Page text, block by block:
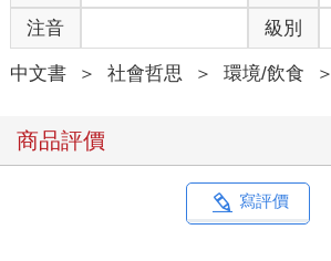
注音 級別
中文書 ＞ 社會哲思 ＞ 環境/飲食 ＞
商品評價
寫評價